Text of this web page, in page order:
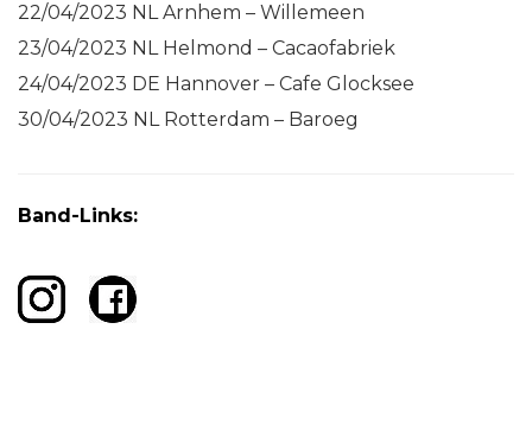
22/04/2023 NL Arnhem – Willemeen
23/04/2023 NL Helmond – Cacaofabriek
24/04/2023 DE Hannover – Cafe Glocksee
30/04/2023 NL Rotterdam – Baroeg
Band-Links: